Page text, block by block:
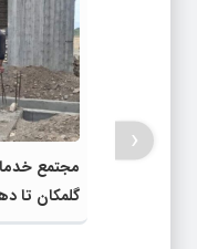
مجتمع
گلمکان تا
می‌رسد
‹